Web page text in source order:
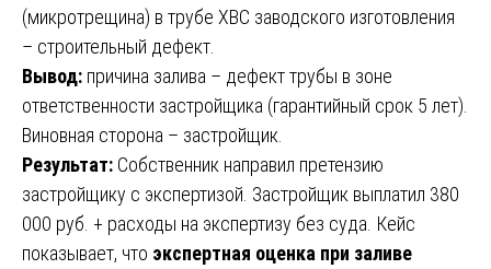
(микротрещина) в трубе ХВС заводского изготовления
– строительный дефект.
Вывод: причина залива – дефект трубы в зоне
ответственности застройщика (гарантийный срок 5 лет).
Виновная сторона – застройщик.
Результат: Собственник направил претензию
застройщику с экспертизой. Застройщик выплатил 380
000 руб. + расходы на экспертизу без суда. Кейс
показывает, что экспертная оценка при заливе